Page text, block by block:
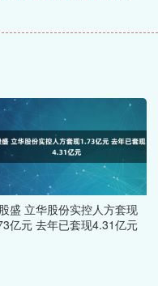
盛 立华股份实控人方套现
亿元 去年已套现4.31亿元